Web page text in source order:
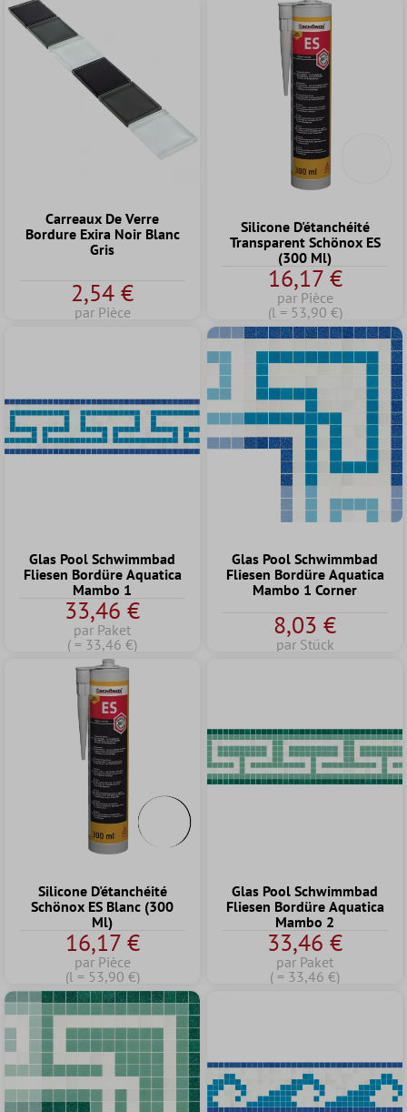
Carreaux De Verre
Bordure Exira Noir Blanc
Gris
2,54 €
par Pièce
Silicone D'étanchéité
Transparent Schönox ES
(300 Ml)
16,17 €
par Pièce
(l = 53,90 €)
Glas Pool Schwimmbad
Fliesen Bordüre Aquatica
Mambo 1
33,46 €
par Paket
( = 33,46 €)
Glas Pool Schwimmbad
Fliesen Bordüre Aquatica
Mambo 1 Corner
8,03 €
par Stück
Silicone D'étanchéité
Schönox ES Blanc (300
Ml)
16,17 €
par Pièce
(l = 53,90 €)
Glas Pool Schwimmbad
Fliesen Bordüre Aquatica
Mambo 2
33,46 €
par Paket
( = 33,46 €)